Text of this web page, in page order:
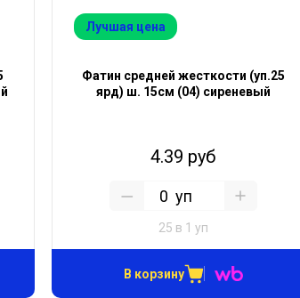
Лучшая цена
Фатин средней жесткости (уп.25
ярд) ш. 15см (04) сиреневый
4.39 руб
уп
25 в 1 уп
В корзину